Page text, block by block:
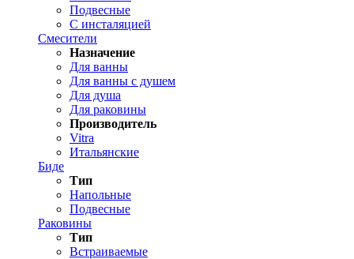
Подвесные
С инсталяцией
Смесители
Назначение
Для ванны
Для ванны с душем
Для душа
Для раковины
Производитель
Vitra
Итальянские
Биде
Тип
Напольные
Подвесные
Раковины
Тип
Встраиваемые